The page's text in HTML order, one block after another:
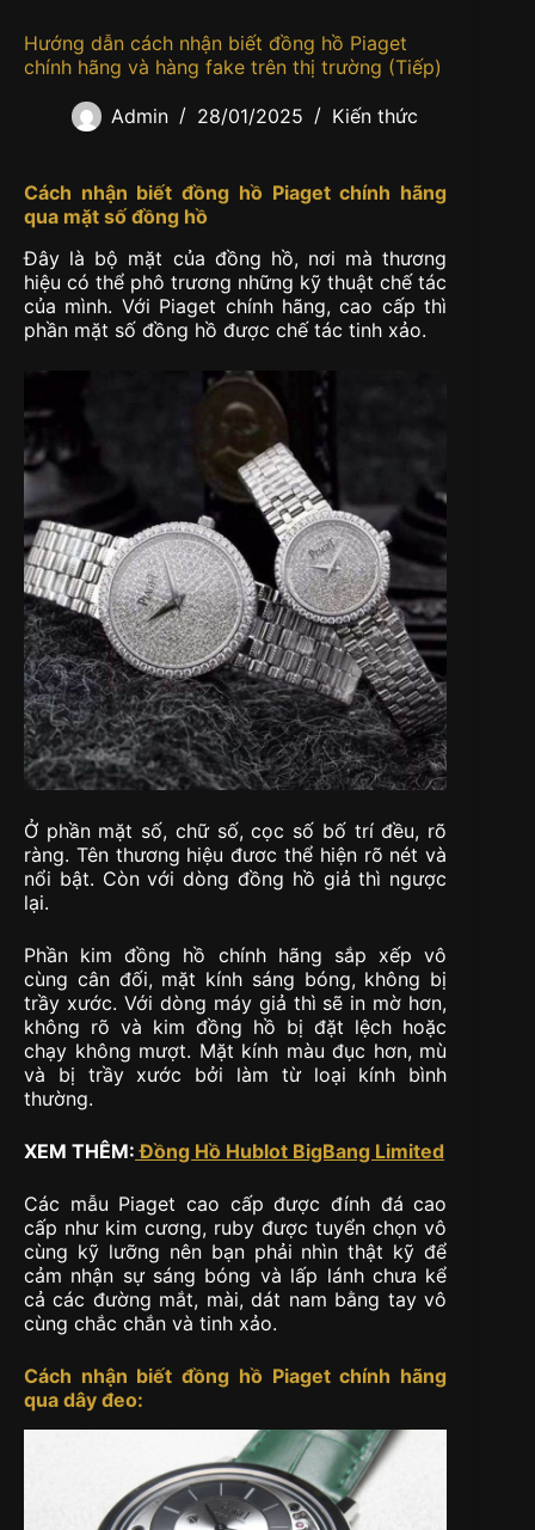
Hướng dẫn cách nhận biết đồng hồ Piaget
chính hãng và hàng fake trên thị trường (Tiếp)
Admin 28/01/2025 Kiến thức
Cách nhận biết đồng hồ Piaget chính hãng
qua mặt số đồng hồ
Đây là bộ mặt của đồng hồ, nơi mà thương
hiệu có thể phô trương những kỹ thuật chế tác
của mình. Với Piaget chính hãng, cao cấp thì
phần mặt số đồng hồ được chế tác tinh xảo.
Ở phần mặt số, chữ số, cọc số bố trí đều, rõ
ràng. Tên thương hiệu đươc thể hiện rõ nét và
nổi bật. Còn với dòng đồng hồ giả thì ngược
lại.
Phần kim đồng hồ chính hãng sắp xếp vô
cùng cân đối, mặt kính sáng bóng, không bị
trầy xước. Với dòng máy giả thì sẽ in mờ hơn,
không rõ và kim đồng hồ bị đặt lệch hoặc
chạy không mượt. Mặt kính màu đục hơn, mù
và bị trầy xước bởi làm từ loại kính bình
thường.
XEM THÊM: Đồng Hồ Hublot BigBang Limited
Các mẫu Piaget cao cấp được đính đá cao
cấp như kim cương, ruby được tuyển chọn vô
cùng kỹ lưỡng nên bạn phải nhìn thật kỹ để
cảm nhận sự sáng bóng và lấp lánh chưa kể
cả các đường mắt, mài, dát nam bằng tay vô
cùng chắc chắn và tinh xảo.
Cách nhận biết đồng hồ Piaget chính hãng
qua dây đeo: